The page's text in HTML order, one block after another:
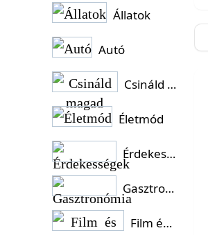
Állatok
Autó
Csináld magad
Életmód
Érdekességek
Gasztronómia
Film és TV